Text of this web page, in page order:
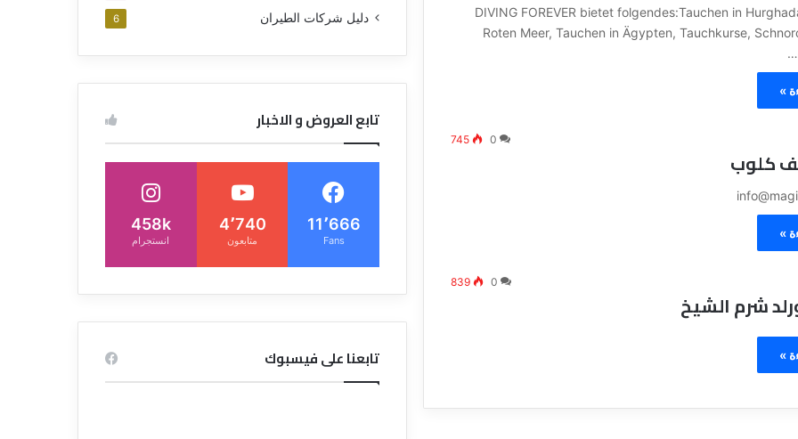
DIVING FOREVER bietet folgendes:Tauchen in
Roten Meer, Tauchen in Ägypten, Tauchkurse,
»
0
745
كلوب
»
0
839
شرم الشيخ
»
دليل شركات الطيران 6
تابع العروض و الاخبار
11٬666
Fans
4٬740
متابعون
458k
انستجرام
تابعنا على فيسبوك